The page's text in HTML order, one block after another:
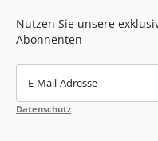
Nutzen Sie unsere
Abonnenten
E-Mail-Adresse
Datenschutz